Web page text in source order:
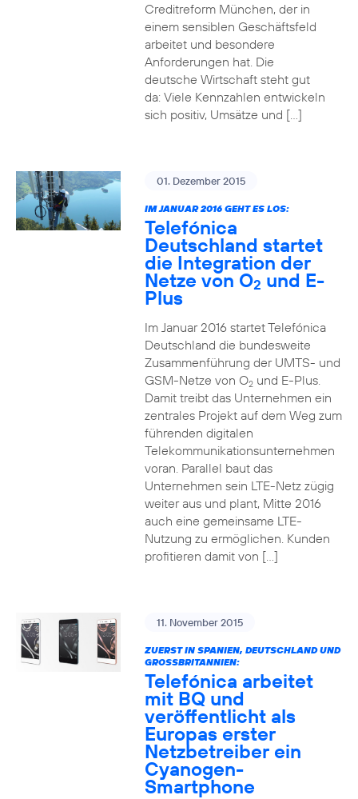
Creditreform München, der in
einem sensiblen Geschäftsfeld
arbeitet und besondere
Anforderungen hat. Die
deutsche Wirtschaft steht gut
da: Viele Kennzahlen entwickeln
sich positiv, Umsätze und […]
01. Dezember 2015
IM JANUAR 2016 GEHT ES LOS:
Telefónica
Deutschland startet
die Integration der
Netze von O2 und E-
Plus
Im Januar 2016 startet Telefónica
Deutschland die bundesweite
Zusammenführung der UMTS- und
GSM-Netze von O2und E-Plus.
Damit treibt das Unternehmen ein
zentrales Projekt auf dem Weg zum
führenden digitalen
Telekommunikationsunternehmen
voran. Parallel baut das
Unternehmen sein LTE-Netz zügig
weiter aus und plant, Mitte 2016
auch eine gemeinsame LTE-
Nutzung zu ermöglichen. Kunden
profitieren damit von […]
11. November 2015
ZUERST IN SPANIEN, DEUTSCHLAND UND
GROSSBRITANNIEN:
Telefónica arbeitet
mit BQ und
veröffentlicht als
Europas erster
Netzbetreiber ein
Cyanogen-
Smartphone